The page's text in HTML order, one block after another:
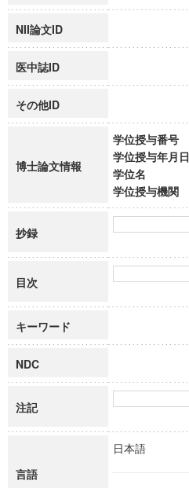
NII論文ID
医中誌ID
その他ID
博士論文情報
学位授与番号
学位授与年月日
学位名
学位授与機関
抄録
目次
キーワード
NDC
注記
言語
日本語